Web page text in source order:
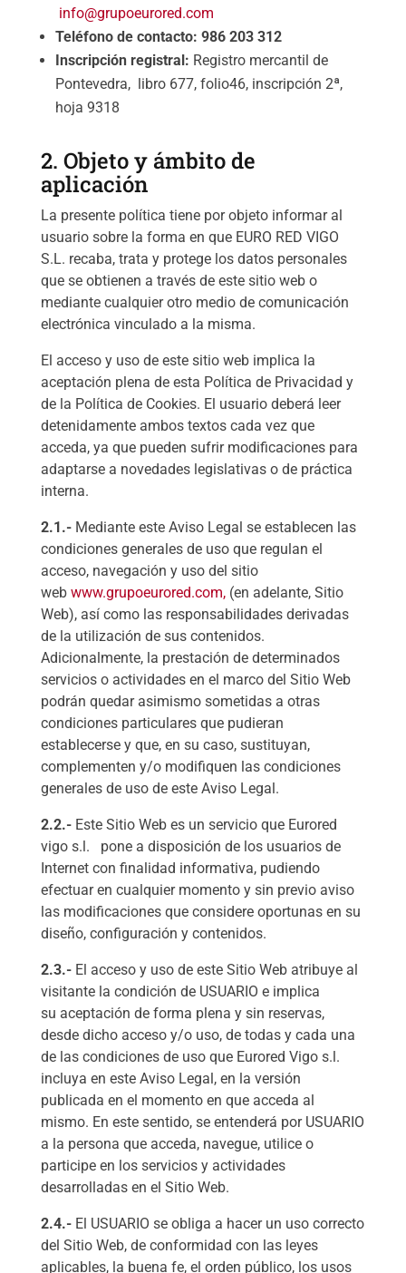
info@grupoeurored.com
Teléfono de contacto: 986 203 312
Inscripción registral: Registro mercantil de
Pontevedra, libro 677, folio46, inscripción 2ª,
hoja 9318
2. Objeto y ámbito de
aplicación
La presente política tiene por objeto informar al
usuario sobre la forma en que EURO RED VIGO
S.L. recaba, trata y protege los datos personales
que se obtienen a través de este sitio web o
mediante cualquier otro medio de comunicación
electrónica vinculado a la misma.
El acceso y uso de este sitio web implica la
aceptación plena de esta Política de Privacidad y
de la Política de Cookies. El usuario deberá leer
detenidamente ambos textos cada vez que
acceda, ya que pueden sufrir modificaciones para
adaptarse a novedades legislativas o de práctica
interna.
2.1.-Mediante este Aviso Legal se establecen las
condiciones generales de uso que regulan el
acceso, navegación y uso del sitio
web www.grupoeurored.com,(en adelante, Sitio
Web), así como las responsabilidades derivadas
de la utilización de sus contenidos.
Adicionalmente, la prestación de determinados
servicios o actividades en el marco del Sitio Web
podrán quedar asimismo sometidas a otras
condiciones particulares que pudieran
establecerse y que, en su caso, sustituyan,
complementen y/o modifiquen las condiciones
generales de uso de este Aviso Legal.
2.2.-Este Sitio Web es un servicio que Eurored
vigo s.l. pone a disposición de los usuarios de
Internet con finalidad informativa, pudiendo
efectuar en cualquier momento y sin previo aviso
las modificaciones que considere oportunas en su
diseño, configuración y contenidos.
2.3.-El acceso y uso de este Sitio Web atribuye al
visitante la condición de USUARIO e implica
su aceptación de forma plena y sin reservas,
desde dicho acceso y/o uso, de todas y cada una
de las condiciones de uso que Eurored Vigo s.l.
incluya en este Aviso Legal, en la versión
publicada en el momento en que acceda al
mismo. En este sentido, se entenderá por USUARIO
a la persona que acceda, navegue, utilice o
participe en los servicios y actividades
desarrolladas en el Sitio Web.
2.4.-El USUARIO se obliga a hacer un uso correcto
del Sitio Web, de conformidad con las leyes
aplicables, la buena fe, el orden público, los usos